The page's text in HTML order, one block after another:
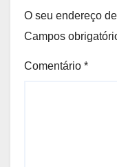
O seu endereço
Campos
Comentário *